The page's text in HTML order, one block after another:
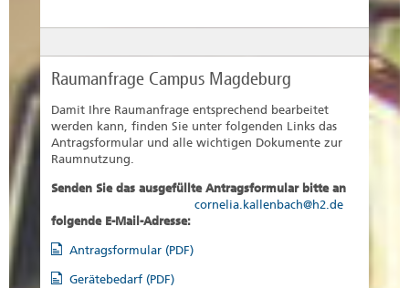
Raumanfrage Campus Magdeburg
Damit Ihre Raumanfrage entsprechend bearbeitet
werden kann, finden Sie unter folgenden Links das
Antragsformular und alle wichtigen Dokumente zur
Raumnutzung.
Senden Sie das ausgefüllte Antragsformular bitte an
folgende E-Mail-Adresse:
cornelia.kallenbach@h2.de
Antragsformular (PDF)
Gerätebedarf (PDF)